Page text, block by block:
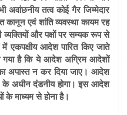
तत्व कोई गैर जिम्मेदार
एवं शांति व्यवस्था कायम रह
और पक्षों पर सम्यक रूप से
एकपक्षीय आदेश पारित किए जाते
गया है कि ये आदेश अग्रिम आदेशों
अपास्त न कर दिया जाए। आदेश
के अधीन दंडनीय होगा। इस आदेश
के माध्यम से होना है।